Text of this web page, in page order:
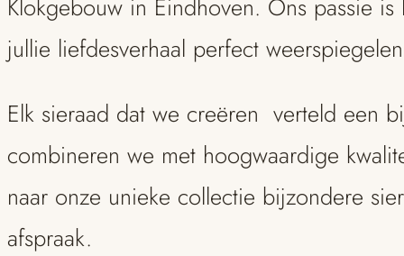
Klokgebouw in Eindhoven. Ons passie
jullie liefdesverhaal perfect
Elk sieraad dat we creëren verteld een
combineren we met hoogwaardige
naar onze unieke collectie bijzondere
afspraak.